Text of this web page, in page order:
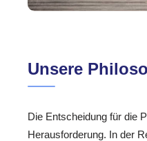
Unsere
Die Entscheidung für die
Herausforderung. In der